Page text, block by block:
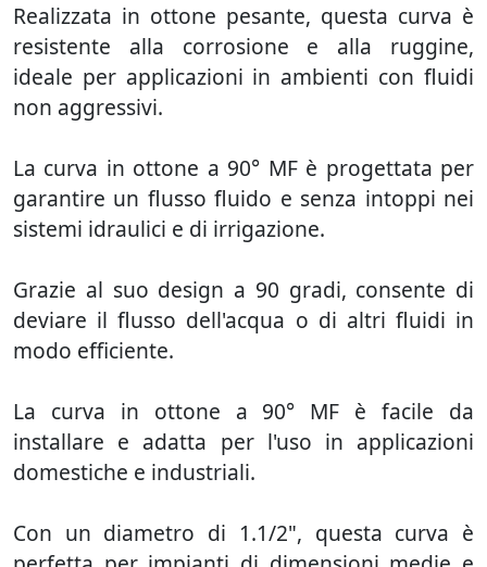
Realizzata in ottone pesante, questa curva è
resistente alla corrosione e alla ruggine,
ideale per applicazioni in ambienti con fluidi
non aggressivi.
La curva in ottone a 90° MF è progettata per
garantire un flusso fluido e senza intoppi nei
sistemi idraulici e di irrigazione.
Grazie al suo design a 90 gradi, consente di
deviare il flusso dell'acqua o di altri fluidi in
modo efficiente.
La curva in ottone a 90° MF è facile da
installare e adatta per l'uso in applicazioni
domestiche e industriali.
Con un diametro di 1.1/2", questa curva è